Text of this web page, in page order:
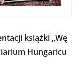
książki „Wę
Hungaricu